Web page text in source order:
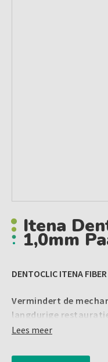
Itena
1,0mm
DENTOCLIC ITENA
Vermindert de
langdurige
goed röntgenzichtbaar
- Polystyreen kunstof
Lees meer